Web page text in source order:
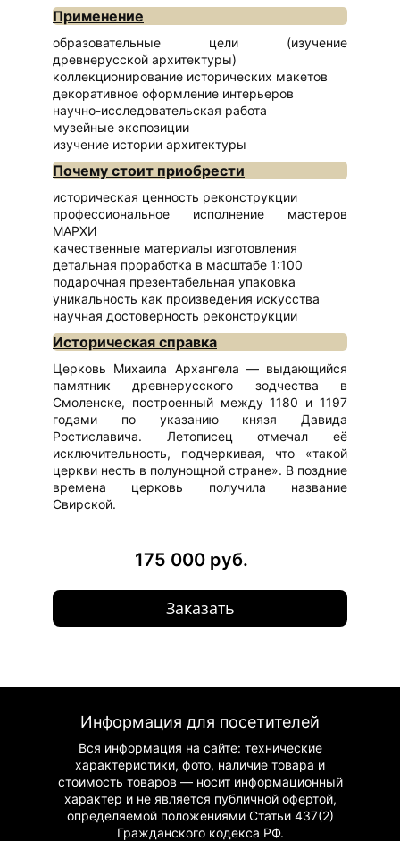
Применение
образовательные цели (изучение
древнерусской архитектуры)
коллекционирование исторических макетов
декоративное оформление интерьеров
научно-исследовательская работа
музейные экспозиции
изучение истории архитектуры
Почему стоит приобрести
историческая ценность реконструкции
профессиональное исполнение мастеров
МАРХИ
качественные материалы изготовления
детальная проработка в масштабе 1:100
подарочная презентабельная упаковка
уникальность как произведения искусства
научная достоверность реконструкции
Историческая справка
Церковь Михаила Архангела — выдающийся
памятник древнерусского зодчества в
Смоленске, построенный между 1180 и 1197
годами по указанию князя Давида
Ростиславича. Летописец отмечал её
исключительность, подчеркивая, что «такой
церкви несть в полунощной стране». В поздние
времена церковь получила название
Свирской.
175 000 руб.
Заказать
Информация для посетителей
Вся информация на сайте: технические
характеристики, фото, наличие товара и
стоимость товаров — носит информационный
характер и не является публичной офертой,
определяемой положениями Статьи 437(2)
Гражданскогокодекса РФ.